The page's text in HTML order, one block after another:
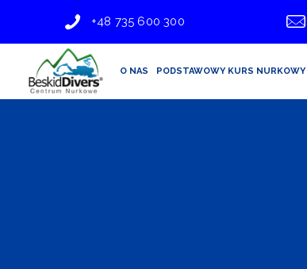
+48 735 600 300
O NAS PODSTAWOWY KURS NURKOWY